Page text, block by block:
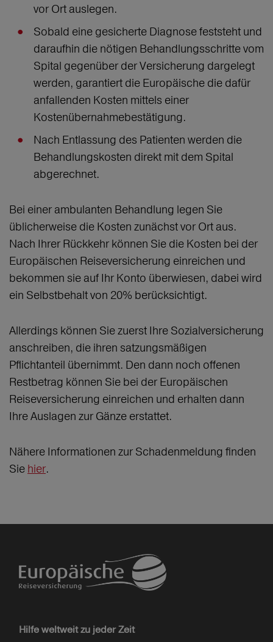
vor Ort auslegen.
Sobald eine gesicherte Diagnose feststeht und
daraufhin die nötigen Behandlungsschritte vom
Spital gegenüber der Versicherung dargelegt
werden, garantiert die Europäische die dafür
anfallenden Kosten mittels einer
Kostenübernahmebestätigung.
Nach Entlassung des Patienten werden die
Behandlungskosten direkt mit dem Spital
abgerechnet.
Bei einer ambulanten Behandlung legen Sie
üblicherweise die Kosten zunächst vor Ort aus.
Nach Ihrer Rückkehr können Sie die Kosten bei der
Europäischen Reiseversicherung einreichen und
bekommen sie auf Ihr Konto überwiesen, dabei wird
ein Selbstbehalt von 20% berücksichtigt.
Allerdings können Sie zuerst Ihre Sozialversicherung
anschreiben, die ihren satzungsmäßigen
Pflichtanteil übernimmt. Den dann noch offenen
Restbetrag können Sie bei der Europäischen
Reiseversicherung einreichen und erhalten dann
Ihre Auslagen zur Gänze erstattet.
Nähere Informationen zur Schadenmeldung finden
Sie hier.
Hilfe weltweit zu jeder Zeit